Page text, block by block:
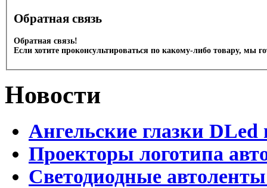
Обратная связь
Обратная связь!
Если хотите проконсультироваться по какому-либо товару, мы
Новости
Ангельские глазки DLed
Проекторы логотипа
Светодиодные